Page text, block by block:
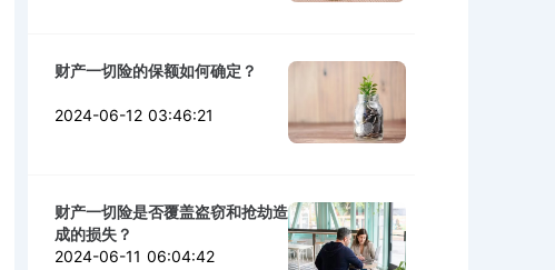
财产一切险的保额如何确定？
2024-06-12 03:46:21
财产一切险是否覆盖盗窃和抢劫造
成的损失？
2024-06-11 06:04:42